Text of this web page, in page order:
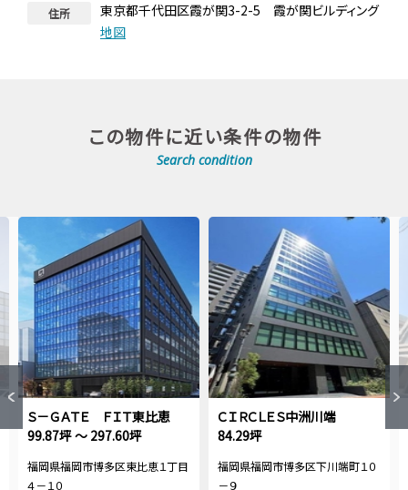
住所
東京都千代田区霞が関3-2-5 霞が関ビルディング
地図
この物件に近い条件の物件
Search condition
Ｓ－ＧＡＴＥ ＦＩＴ東比恵
99.87坪 ～ 297.60坪
福岡県福岡市博多区東比恵１丁目
４－１０
ＣＩＲＣＬＥＳ中洲川端
84.29坪
福岡県福岡市博多区下川端町１０
－９